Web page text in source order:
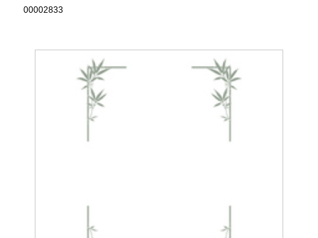
00002833